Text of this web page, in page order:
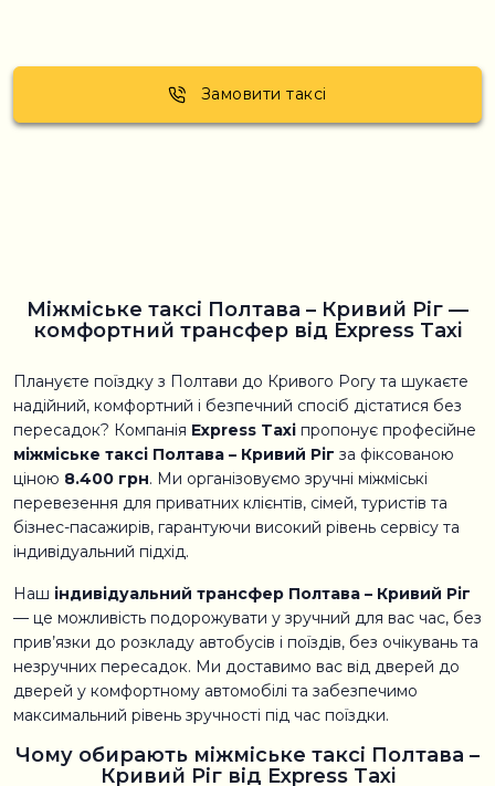
Замовити таксі
Міжміське таксі Полтава – Кривий Ріг —
комфортний трансфер від Express Taxi
Плануєте поїздку з Полтави до Кривого Рогу та шукаєте
надійний, комфортний і безпечний спосіб дістатися без
пересадок? Компанія Express Taxi пропонує професійне
міжміське таксі Полтава – Кривий Ріг за фіксованою
ціною 8.400 грн. Ми організовуємо зручні міжміські
перевезення для приватних клієнтів, сімей, туристів та
бізнес-пасажирів, гарантуючи високий рівень сервісу та
індивідуальний підхід.
Наш індивідуальний трансфер Полтава – Кривий Ріг
— це можливість подорожувати у зручний для вас час, без
прив’язки до розкладу автобусів і поїздів, без очікувань та
незручних пересадок. Ми доставимо вас від дверей до
дверей у комфортному автомобілі та забезпечимо
максимальний рівень зручності під час поїздки.
Чому обирають міжміське таксі Полтава –
Кривий Ріг від Express Taxi